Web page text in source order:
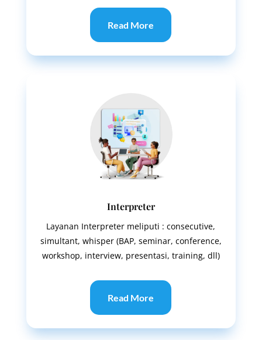
Read More
Interpreter
Layanan Interpreter meliputi : consecutive,
simultant, whisper (BAP, seminar, conference,
workshop, interview, presentasi, training, dll)
Read More